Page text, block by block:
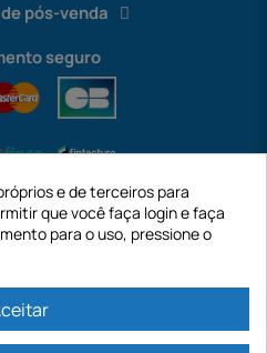
pós-venda
seguro
e de terceiros para
que você faça login e faça
para o uso, pressione o